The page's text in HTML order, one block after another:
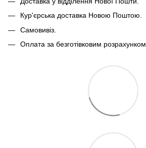
Кур'єрська доставка Новою Поштою.
Самовивіз.
Оплата за безготівковим розрахунком